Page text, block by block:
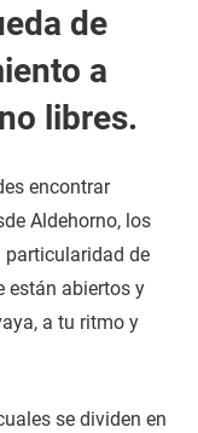
de
a
libres.
encontrar
Aldehorno, los
particularidad de
están abiertos y
a tu ritmo y
se dividen en